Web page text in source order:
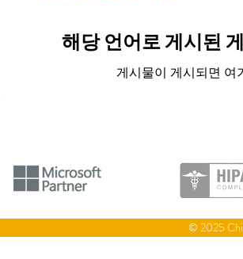
해당 언어로 게시된
게시물이 게시되면 여
© 2025